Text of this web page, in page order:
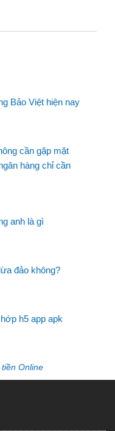
Bảo Việt hiện nay
cần gặp mặt
hàng chỉ cần
anh là gì
đảo không?
h5 app apk
tiền Online